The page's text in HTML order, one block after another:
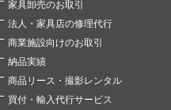
家具卸売のお取引
法人・家具店の修理代行
商業施設向けのお取引
納品実績
商品リース・撮影レンタル
買付・輸入代行サービス